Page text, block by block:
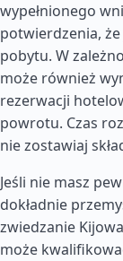
wypełnionego
potwierdzenia,
pobytu. W
może również
rezerwacji
powrotu. Czas
nie zostawiaj
Jeśli nie masz
dokładnie
zwiedzanie
może